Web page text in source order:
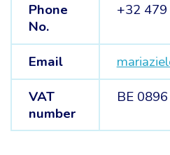
Phone
No.
+32
Email
VAT
number
BE